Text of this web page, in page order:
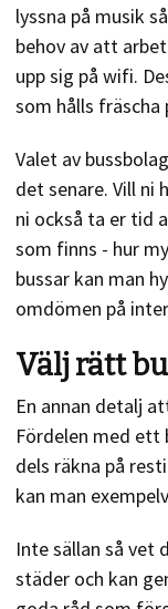
lyssna på musik
behov av att
upp sig på wifi.
som hålls fräscha
Valet av
det senare. Vill ni
ni också ta er tid
som finns - hur
bussar kan man
omdömen på
Välj rätt
En annan detalj
Fördelen med ett
dels räkna på
kan man
Inte sällan så vet
städer och kan